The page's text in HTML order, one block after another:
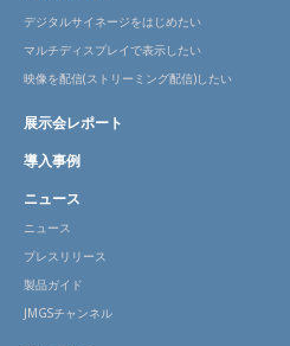
デジタルサイネージをはじめたい
マルチディスプレイで表示したい
映像を配信(ストリーミング配信)したい
展示会レポート
導入事例
ニュース
ニュース
プレスリリース
製品ガイド
JMGSチャンネル